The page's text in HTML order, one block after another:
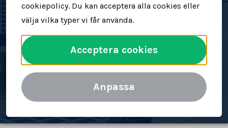
Se vad mäklare tar för att sälja din
bostad
Spara tid och pengar
Jämför mäklararvoden
cookiepolicy. Du kan acceptera alla cookies eller
välja vilka typer vi får använda.
Acceptera cookies
Anpassa